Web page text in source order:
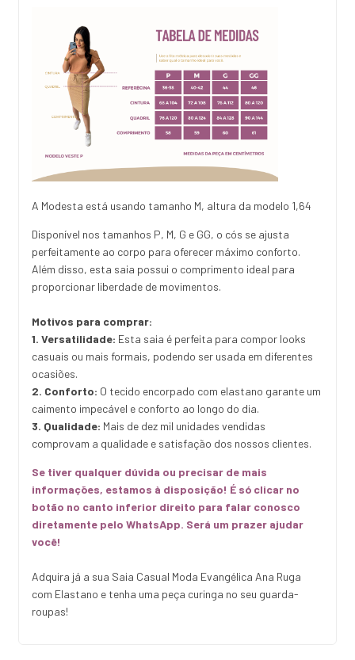
A Modesta está usando tamanho M, altura da modelo 1,64
Disponível nos tamanhos P, M, G e GG, o cós se ajusta
perfeitamente ao corpo para oferecer máximo conforto.
Além disso, esta saia possui o comprimento ideal para
proporcionar liberdade de movimentos.
Motivos para comprar:
1. Versatilidade: Esta saia é perfeita para compor looks
casuais ou mais formais, podendo ser usada em diferentes
ocasiões.
2. Conforto: O tecido encorpado com elastano garante um
caimento impecável e conforto ao longo do dia.
3. Qualidade: Mais de dez mil unidades vendidas
comprovam a qualidade e satisfação dos nossos clientes.
Se tiver qualquer dúvida ou precisar de mais
informações, estamos à disposição! É só clicar no
botão no canto inferior direito para falar conosco
diretamente pelo WhatsApp. Será um prazer ajudar
você!
Adquira já a sua Saia Casual Moda Evangélica Ana Ruga
com Elastano e tenha uma peça curinga no seu guarda-
roupas!